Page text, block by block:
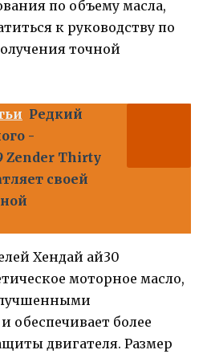
по объему масла,
к руководству по
точной
Редкий
-
Zender Thirty
своей
Хендай ай30
моторное масло,
обеспечивает более
двигателя. Размер